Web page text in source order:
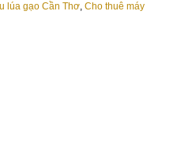
lúa gạo Cần Thơ, Cho thuê máy